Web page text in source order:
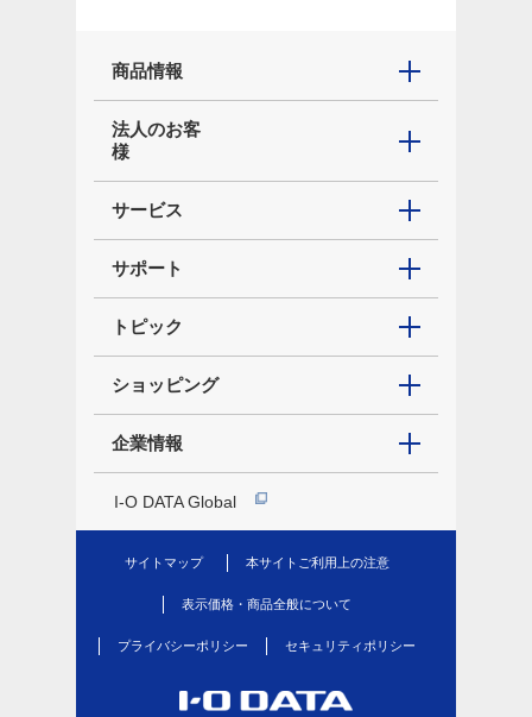
商品情報
法人のお客
様
サービス
サポート
トピック
ショッピング
企業情報
I-O DATA Global
サイトマップ 本サイトご利用上の注意
表示価格・商品全般について
プライバシーポリシー セキュリティポリシー